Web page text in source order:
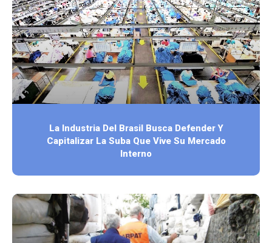
La Industria Del Brasil Busca Defender Y
Capitalizar La Suba Que Vive Su Mercado
Interno